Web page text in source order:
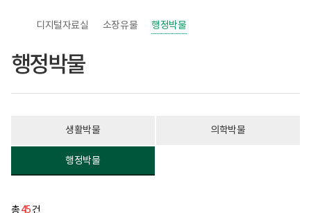
록
원
한
병
고
디지털자료실 소장유물 행정박물
행정박물
생활박물 의학박물
행정박물
총45건